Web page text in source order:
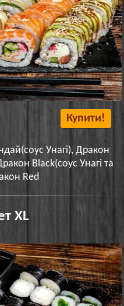
Купити!
Унагі), Дракон
Black(соус Унагі та
Red
XL